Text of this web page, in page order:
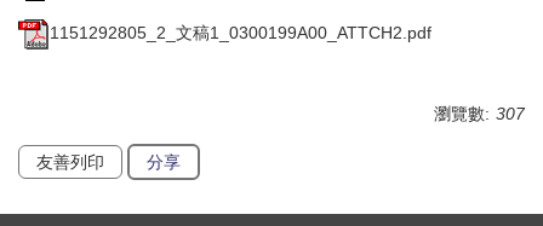
1151292805_2_文稿1_0300199A00_ATTCH2.pdf
瀏覽數: 307
友善列印 分享